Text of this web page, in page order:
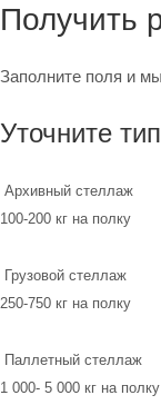
Получить
Заполните поля и
Уточните
Архивный стеллаж
100-200 кг на полку
Грузовой стеллаж
250-750 кг на полку
Паллетный стеллаж
1 000- 5 000 кг на полку